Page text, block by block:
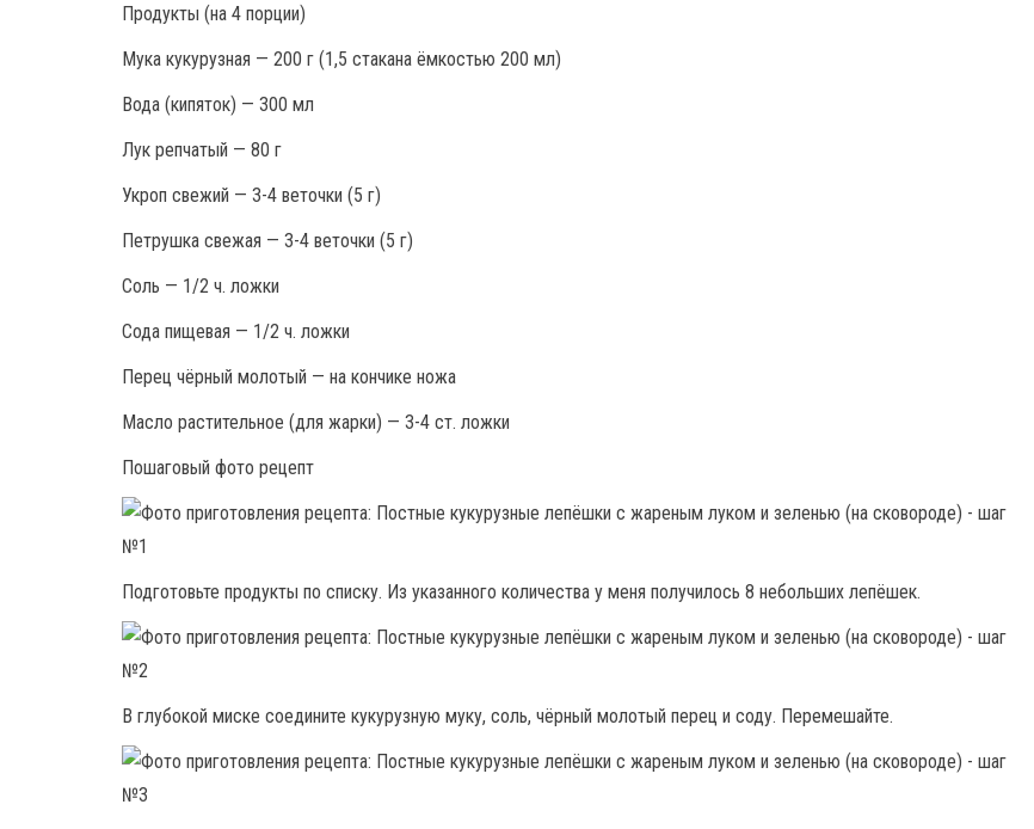
Продукты (на 4 порции)
Мука кукурузная — 200 г (1,5 стакана ёмкостью 200 мл)
Вода (кипяток) — 300 мл
Лук репчатый — 80 г
Укроп свежий — 3-4 веточки (5 г)
Петрушка свежая — 3-4 веточки (5 г)
Соль — 1/2 ч. ложки
Сода пищевая — 1/2 ч. ложки
Перец чёрный молотый — на кончике ножа
Масло растительное (для жарки) — 3-4 ст. ложки
Пошаговый фото рецепт
Подготовьте продукты по списку. Из указанного количества у меня получилось 8 небольших лепёшек.
В глубокой миске соедините кукурузную муку, соль, чёрный молотый перец и соду. Перемешайте.